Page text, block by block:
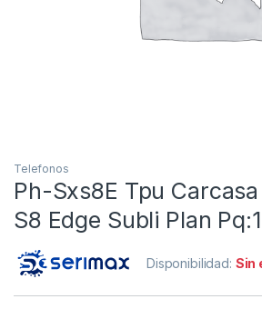
Telefonos
Ph-Sxs8E Tpu
S8 Edge Subli Plan
Disponibilidad: Sin